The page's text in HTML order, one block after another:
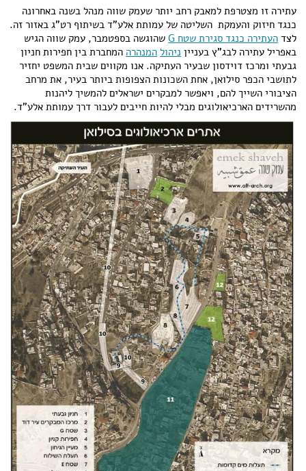
עתירה זו מצטרפת למאבק רחב יותר שעמק שווה מנהל בשנה באחרונה
כנגד חיזוק והעמקת השליטה של עמותת אלע"ד בשיתוף רט"ג באזור זה.
לצד העתירה כנגד סגירת שטח G
שהוגשה בספטמבר, עמק שווה הגיש
באפריל עתירה לבג"ץ בעניין ניהול המנהרה המחברת בין חפירות חניון
גבעתי ומרכז דוידסון שבעיר העתיקה. אנו מקווים שבית המשפט יחזיר
לתושבי הכפר סילואן, אחת השכונות הצפופות ביותר בעיר, את מרחב
הציבורי השייך להם, ויאפשר למבקרים ישראלים להמשיך ליהנות
מהשרידים הארכיאולוגים מבלי להיות חייבים לעבור דרך עמותת אלע"ד.